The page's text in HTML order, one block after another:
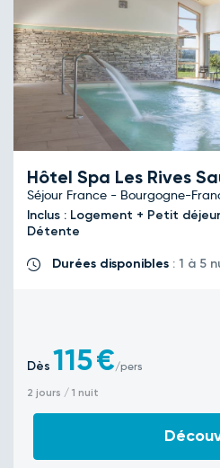
Hôtel Spa Les Rives
Séjour France - Bourgogne-
Inclus : Logement + Petit
Détente
Durées disponibles : 1 à 5
Dès 115€/pers
2 jours / 1 nuit